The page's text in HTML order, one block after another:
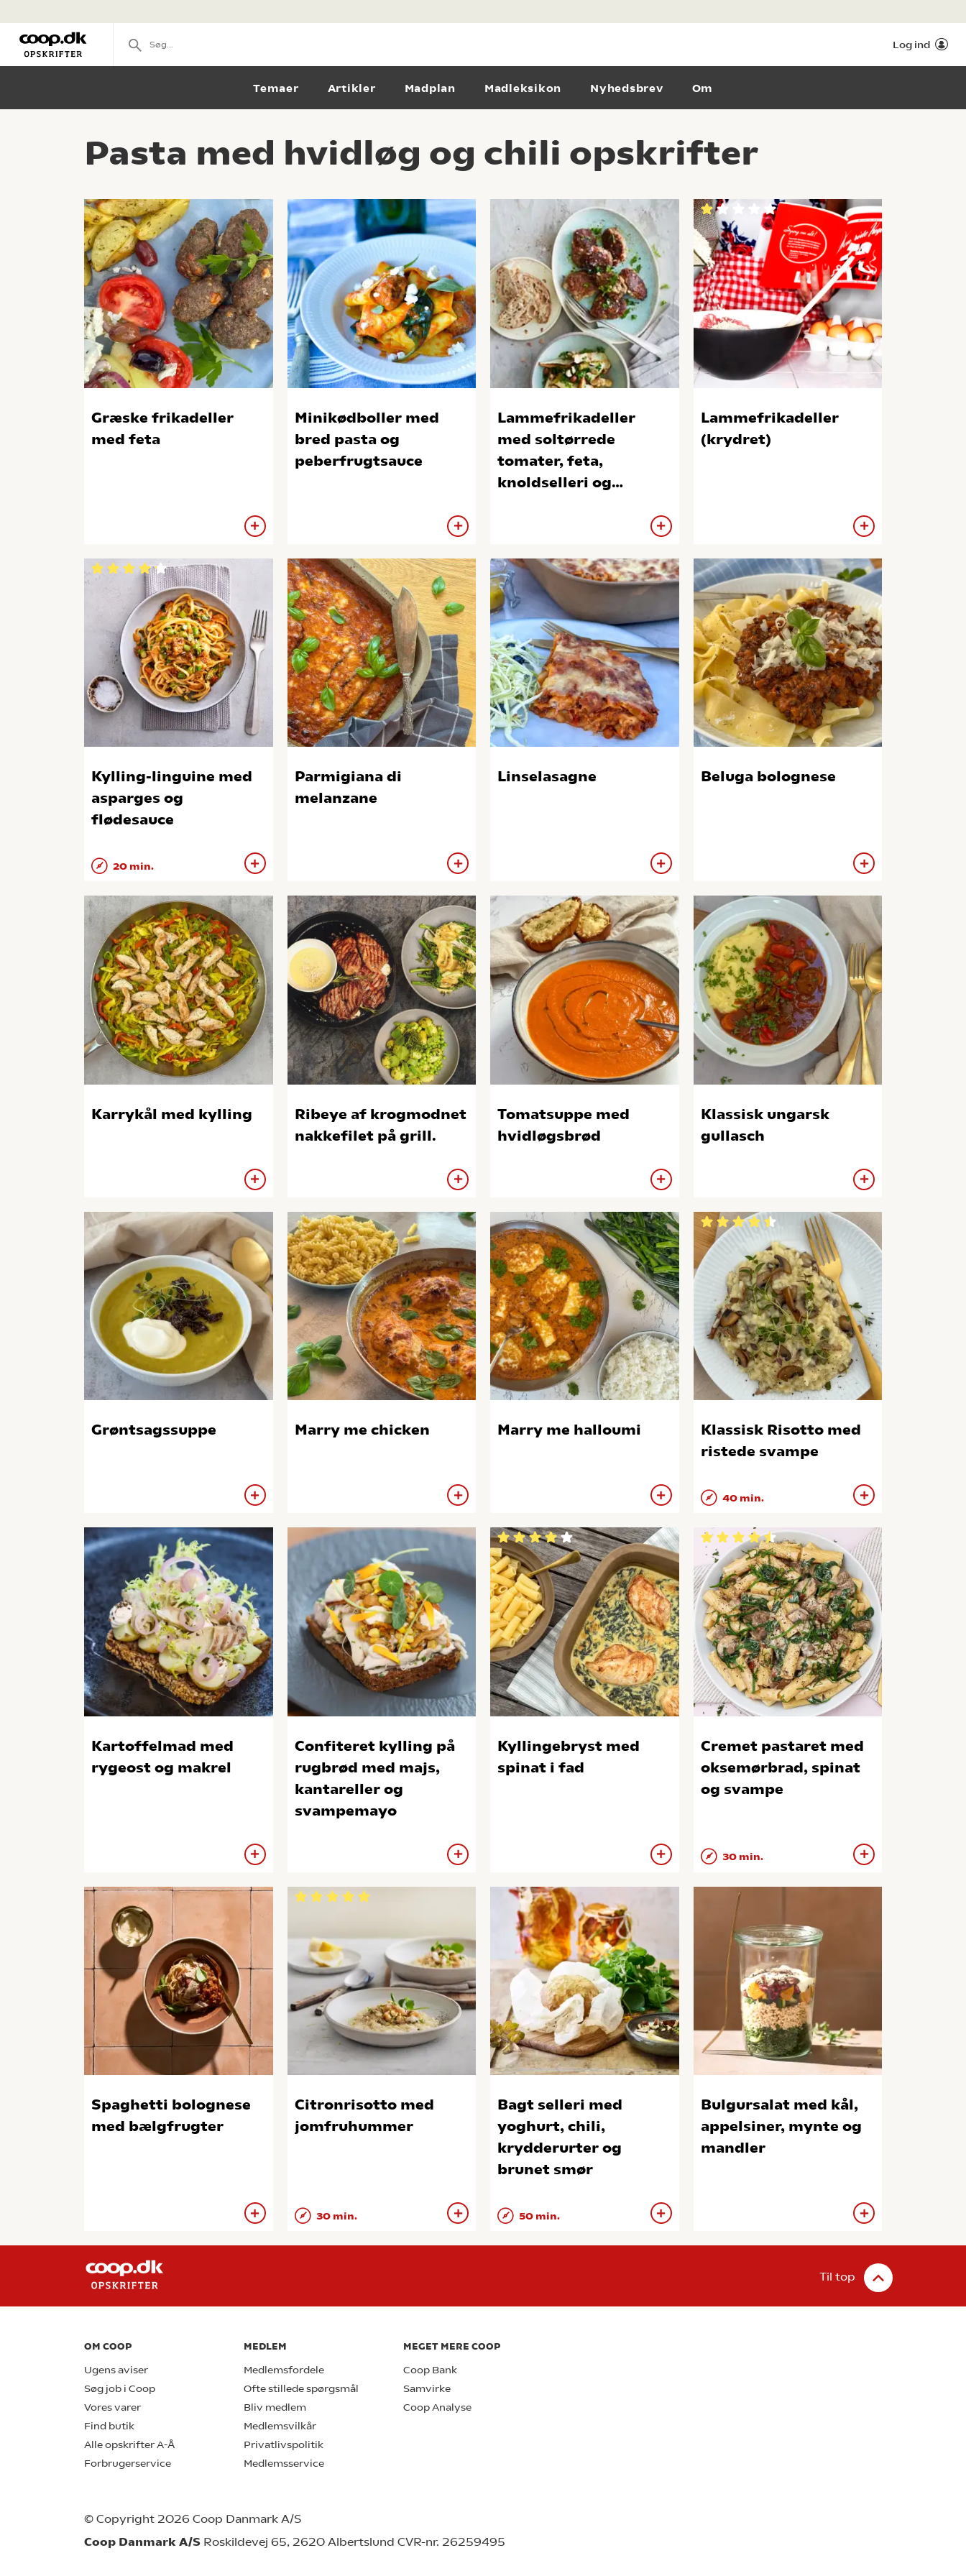
Log ind
Temaer Artikler Madplan Madleksikon Nyhedsbrev Om
Pasta med hvidløg og chili opskrifter
Græske frikadeller
med feta
Minikødboller med
bred pasta og
peberfrugtsauce
Lammefrikadeller
med soltørrede
tomater, feta,
knoldselleri og
Lammefrikadeller
(krydret)
Kylling-linguine med
asparges og
flødesauce
20 min.
Parmigiana di
melanzane
Linselasagne Beluga bolognese
Karrykål med kylling
Ribeye af krogmodnet
nakkefilet på grill.
Tomatsuppe med
hvidløgsbrød
Klassisk ungarsk
gullasch
Grøntsagssuppe Marry me chicken Marry me halloumi
Klassisk Risotto med
ristede svampe
40 min.
Kartoffelmad med
rygeost og makrel
Confiteret kylling på
rugbrød med majs,
kantareller og
svampemayo
Kyllingebryst med
spinat i fad
Cremet pastaret med
oksemørbrad, spinat
og svampe
30 min.
Spaghetti bolognese
med bælgfrugter
Citronrisotto med
jomfruhummer
30 min.
Bagt selleri med
yoghurt, chili,
krydderurter og
brunet smør
50 min.
Bulgursalat med kål,
appelsiner, mynte og
mandler
Til top
OM COOP
Ugens aviser
Søg job i Coop
Vores varer
Find butik
Alle opskrifter A-Å
Forbrugerservice
MEDLEM
Medlemsfordele
Ofte stillede spørgsmål
Bliv medlem
Medlemsvilkår
Privatlivspolitik
Medlemsservice
MEGET MERE COOP
Coop Bank
Samvirke
Coop Analyse
© Copyright 2026 Coop Danmark A/S
Coop Danmark A/S Roskildevej 65, 2620 Albertslund CVR-nr. 26259495